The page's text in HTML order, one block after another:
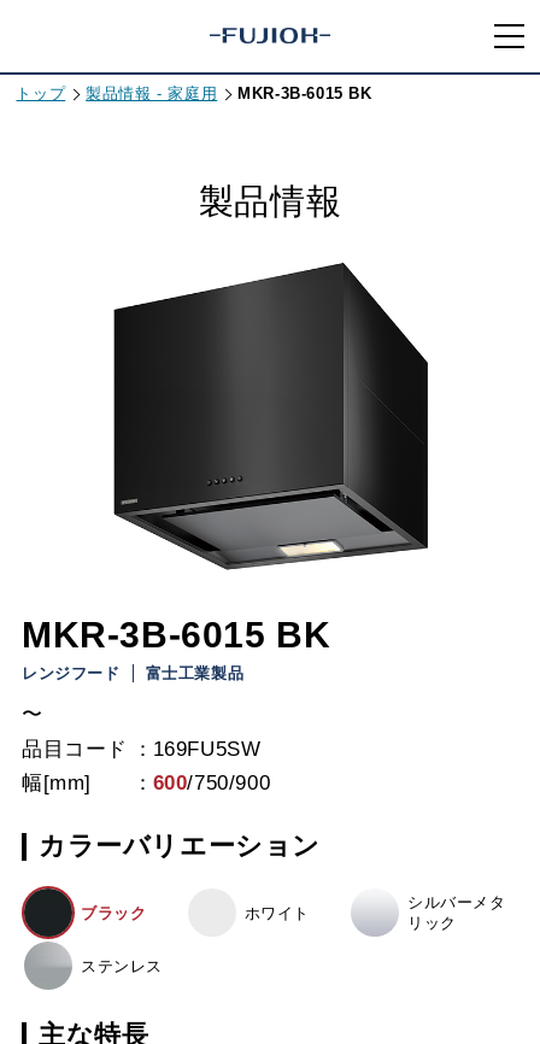
トップ 製品情報 - 家庭用 MKR-3B-6015 BK
製品情報
MKR-3B-6015 BK
レンジフード 富士工業製品
〜
品目コード
169FU5SW
幅[mm]
600/750/900
カラーバリエーション
ブラック ホワイト
シルバーメタ
リック
ステンレス
主な特長